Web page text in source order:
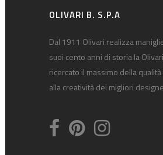
OLIVARI B. S.P.A
Dal 1911 Olivari realizza
suoi cento anni di storia la
ricercato il massimo della
alla creatività dei migliori